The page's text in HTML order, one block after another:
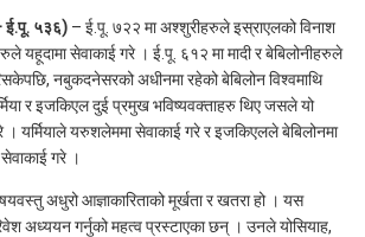
ई.पू. ५३६) – ई.पू. ७२२ मा अश्शुरीहरुले इस्राएलको विनाश
यहूदामा सेवाकाई गरे । ई.पू. ६१२ मा मादी र बेबिलोनीहरुले
नबुकदनेसरको अधीनमा रहेको बेबिलोन विश्‍वमाथि
र इजकिएल दुई प्रमुख भविष्यवक्ताहरु थिए जसले यो
यर्मियाले यरुशलेममा सेवाकाई गरे र इजकिएलले बेबिलोनमा
गरे ।
अधुरो आज्ञाकारिताको मूर्खता र खतरा हो । यस
अध्ययन गर्नुको महत्व प्रस्टाएका छन् । उनले योसियाह,